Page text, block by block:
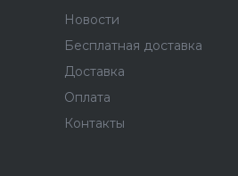
Новости
Бесплатная доставка
Доставка
Оплата
Контакты